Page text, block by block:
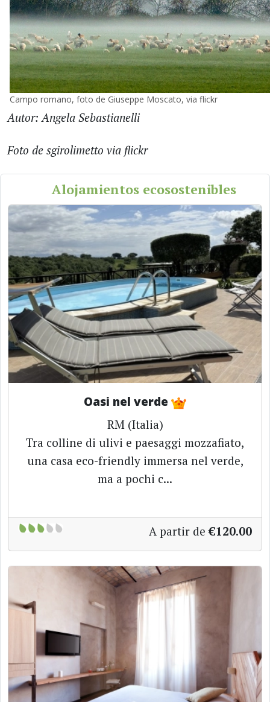
Campo romano, foto de Giuseppe Moscato, via flickr
Autor: Angela Sebastianelli
Foto de sgirolimetto via flickr
Alojamientos ecosostenibles
Oasi nel verde
RM (Italia)
Tra colline di ulivi e paesaggi mozzafiato,
una casa eco-friendly immersa nel verde,
ma a pochi c...
A partir de €120.00